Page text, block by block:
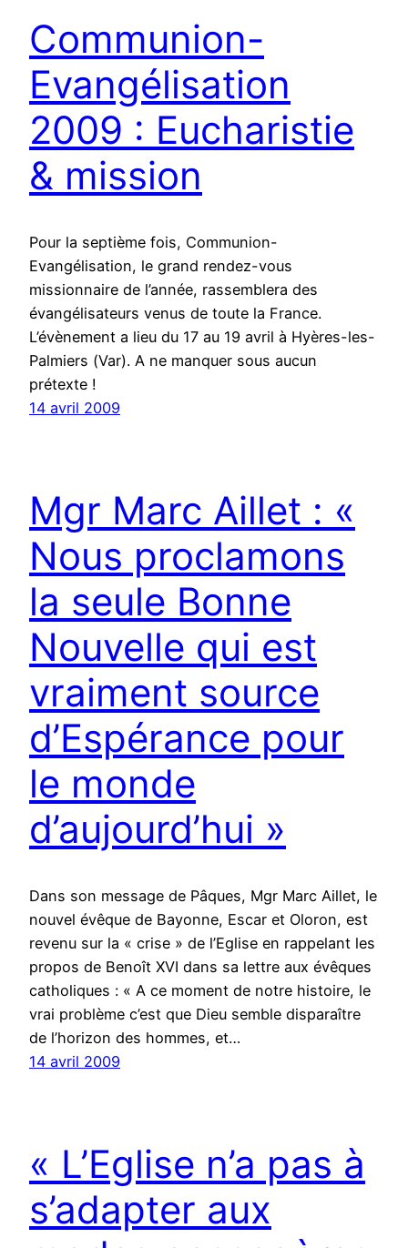
Communion-
Evangélisation
2009 : Eucharistie
& mission
Pour la septième fois, Communion-
Evangélisation, le grand rendez-vous
missionnaire de l’année, rassemblera des
évangélisateurs venus de toute la France.
L’évènement a lieu du 17 au 19 avril à Hyères-les-
Palmiers (Var). A ne manquer sous aucun
prétexte !
14 avril 2009
Mgr Marc Aillet : «
Nous proclamons
la seule Bonne
Nouvelle qui est
vraiment source
d’Espérance pour
le monde
d’aujourd’hui »
Dans son message de Pâques, Mgr Marc Aillet, le
nouvel évêque de Bayonne, Escar et Oloron, est
revenu sur la « crise » de l’Eglise en rappelant les
propos de Benoît XVI dans sa lettre aux évêques
catholiques : « A ce moment de notre histoire, le
vrai problème c’est que Dieu semble disparaître
de l’horizon des hommes, et…
14 avril 2009
« L’Eglise n’a pas à
s’adapter aux